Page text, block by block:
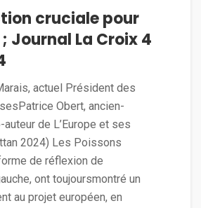
cruciale pour
; Journal La Croix 4
actuel Président des
Obert, ancien-
de L’Europe et ses
2024) Les Poissons
de réflexion de
ont toujoursmontré un
au projet européen, en